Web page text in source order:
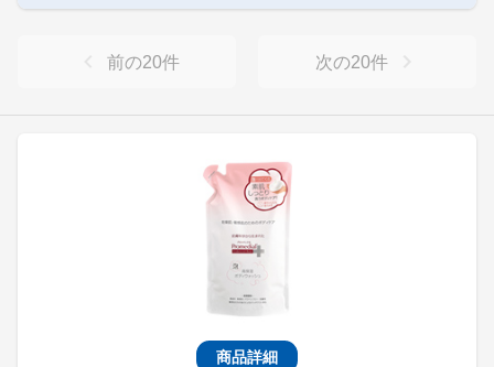
商品詳細
前の20件 次の20件